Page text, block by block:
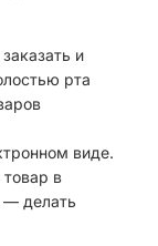
и
рта
виде.
в
— делать